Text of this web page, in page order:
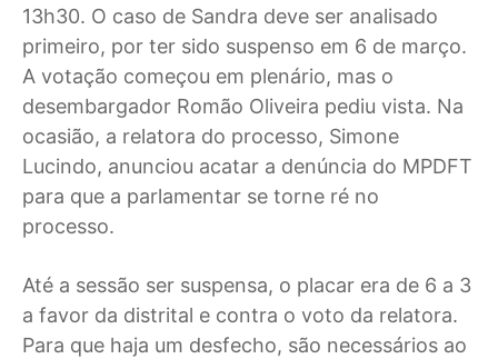
13h30. O caso de Sandra deve ser analisado
primeiro, por ter sido suspenso em 6 de março.
A votação começou em plenário, mas o
desembargador Romão Oliveira pediu vista. Na
ocasião, a relatora do processo, Simone
Lucindo, anunciou acatar a denúncia do MPDFT
para que a parlamentar se torne ré no
processo.
Até a sessão ser suspensa, o placar era de 6 a 3
a favor da distrital e contra o voto da relatora.
Para que haja um desfecho, são necessários ao